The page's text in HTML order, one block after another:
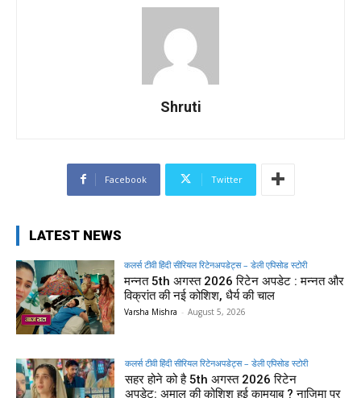
Shruti
Facebook Twitter
LATEST NEWS
कलर्स टीवी हिंदी सीरियल रिटेनअपडेट्स – डेली एपिसोड स्टोरी
मन्नत 5th अगस्त 2026 रिटेन अपडेट : मन्नत और
विक्रांत की नई कोशिश, धैर्य की चाल
Varsha Mishra - August 5, 2026
कलर्स टीवी हिंदी सीरियल रिटेनअपडेट्स – डेली एपिसोड स्टोरी
सहर होने को है 5th अगस्त 2026 रिटेन
अपडेट: अमाल की कोशिश हुई कामयाब ? नाजिमा पर